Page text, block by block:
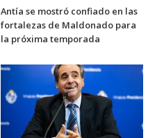
Antía se mostró confiado en las
fortalezas de Maldonado para
la próxima temporada